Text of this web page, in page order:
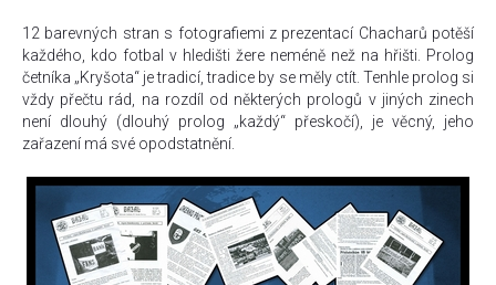
12 barevných stran s fotografiemi z prezentací Chacharů potěší
každého, kdo fotbal v hledišti žere neméně než na hřišti. Prolog
četníka „Kryšota“ je tradicí, tradice by se měly ctít. Tenhle prolog si
vždy přečtu rád, na rozdíl od některých prologů v jiných zinech
není dlouhý (dlouhý prolog „každý“ přeskočí), je věcný, jeho
zařazení má své opodstatnění.